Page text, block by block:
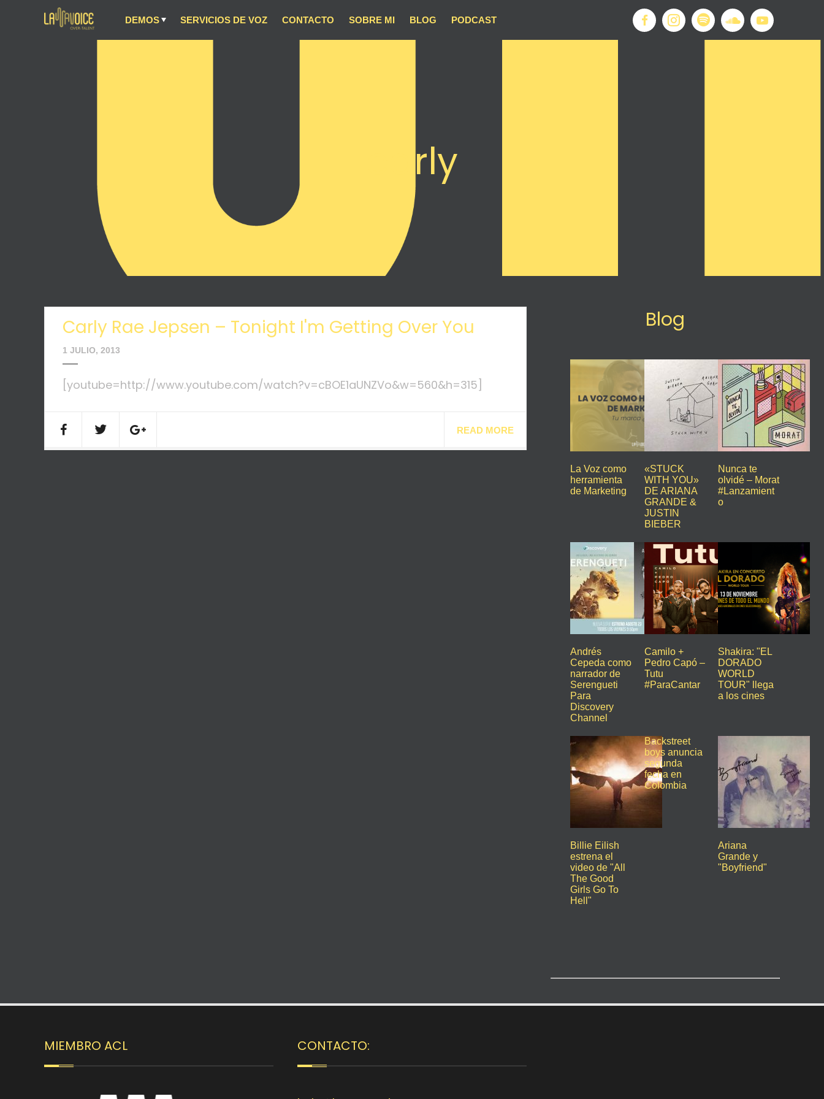
DEMOS SERVICIOS DE VOZ CONTACTO SOBRE MI BLOG PODCAST
carly
Carly Rae Jepsen – Tonight I'm Getting Over You
1 JULIO, 2013
[youtube=http://www.youtube.com/watch?v=cBOE1aUNZVo&w=560&h=315]
READ MORE
Blog
La Voz como
herramienta
de Marketing
«STUCK
WITH YOU»
DE ARIANA
GRANDE &
JUSTIN
BIEBER
Nunca te
olvidé – Morat
#Lanzamient
o
Andrés
Cepeda como
narrador de
Serengueti
Para
Discovery
Channel
Camilo +
Pedro Capó –
Tutu
#ParaCantar
Shakira: "EL
DORADO
WORLD
TOUR" llega
a los cines
Billie Eilish
estrena el
video de "All
The Good
Girls Go To
Hell"
Backstreet
boys anuncia
segunda
fecha en
Colombia
Ariana
Grande y
"Boyfriend"
MIEMBRO ACL CONTACTO: